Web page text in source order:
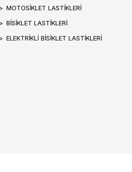
MOTOSİKLET LASTİKLERİ
BİSİKLET LASTİKLERİ
ELEKTRİKLİ BİSİKLET LASTİKLERİ